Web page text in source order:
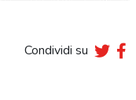
Condividi su